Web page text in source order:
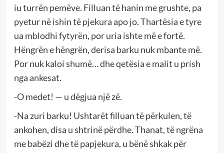
iu turrën pemëve. Filluan të hanin me grushte, pa
pyetur në ishin të pjekura apo jo. Thartësia e tyre
ua mblodhi fytyrën, por uria ishte më e fortë.
Hëngrën e hëngrën, derisa barku nuk mbante më.
Por nuk kaloi shumë… dhe qetësia e malit u prish
nga ankesat.
-O medet! — u dëgjua një zë.
-Na zuri barku! Ushtarët filluan të përkulen, të
ankohen, disa u shtrinë përdhe. Thanat, të ngrëna
me babëzi dhe të papjekura, u bënë shkak për